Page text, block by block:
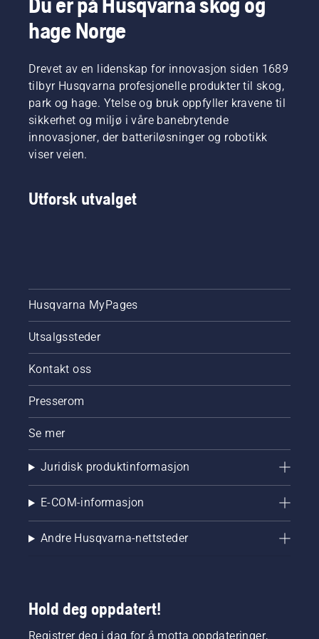
sørger
mer
passform,
og
reduserer
trøtthet
under
bruk slik
at du
kan
lenger
uten å ta
av riktig
størrelse
hage Norge
Drevet av en lidenskap for innovasjon siden 1689
tilbyr Husqvarna profesjonelle produkter til skog,
park og hage. Ytelse og bruk oppfyller kravene til
sikkerhet og miljø i våre banebrytende
innovasjoner, der batteriløsninger og robotikk
viser veien.
Utforsk utvalget
Husqvarna MyPages
Utsalgssteder
Kontakt oss
Presserom
Se mer
Juridisk produktinformasjon
E-COM-informasjon
Andre Husqvarna-nettsteder
Hold deg oppdatert!
Registrer deg i dag for å motta oppdateringer,